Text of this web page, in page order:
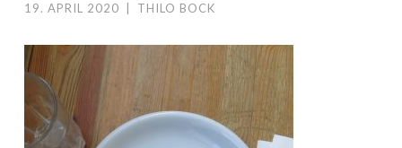
19. APRIL 2020 THILO BOCK